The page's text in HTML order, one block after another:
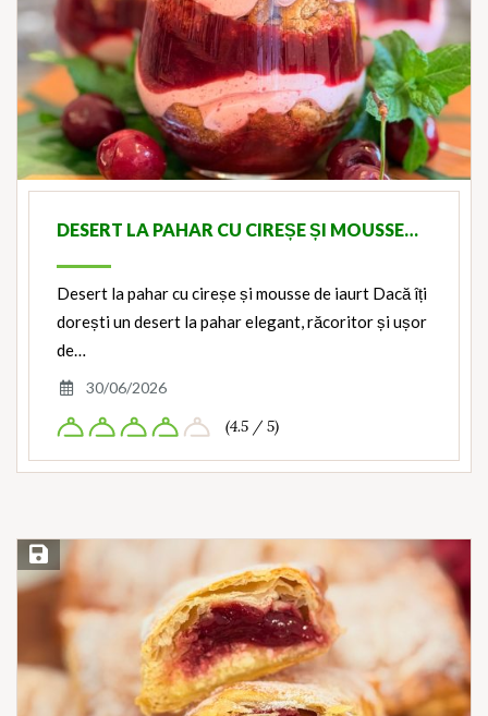
DESERT LA PAHAR CU CIREȘE ȘI MOUSSE…
Desert la pahar cu cireșe și mousse de iaurt Dacă îți
dorești un desert la pahar elegant, răcoritor și ușor
de…
30/06/2026
(4.5 / 5)
Save Recipe